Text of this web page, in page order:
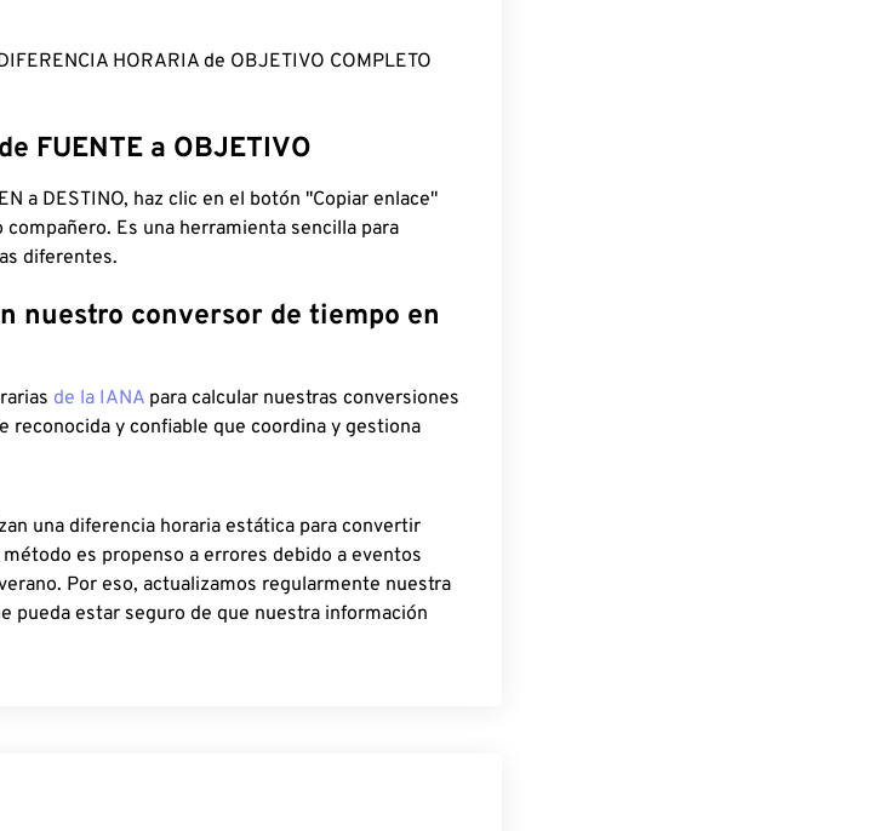
HORARIA de OBJETIVO COMPLETO
FUENTE a OBJETIVO
a DESTINO, haz clic en el botón "Copiar enlace"
Es una herramienta sencilla para
diferentes.
nuestro conversor de tiempo en
de la IANA para calcular nuestras conversiones
reconocida y confiable que coordina y gestiona
una diferencia horaria estática para convertir
es propenso a errores debido a eventos
Por eso, actualizamos regularmente nuestra
pueda estar seguro de que nuestra información